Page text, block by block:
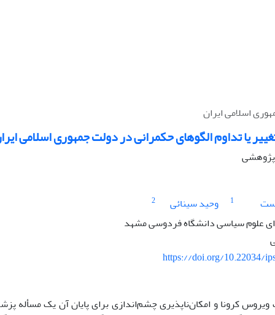
اسلامی ایران
یا تداوم الگوهای حکمرانی در دولت جمهوری اسلامی
پژوهشی
1 وحید سینائی 2
علوم سیاسی دانشگاه فردوسی مشهد
https://doi.org/10.22034/
ویروس کرونا و امکان‌ناپذیری چشم‌اندازی برای پایان آن یک مسأله